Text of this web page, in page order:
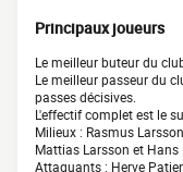
Principaux joueurs
Le meilleur buteur du
Le meilleur passeur du
passes décisives.
L'effectif complet est le
Milieux : Rasmus
Mattias Larsson et Hans
Attaquants : Herve